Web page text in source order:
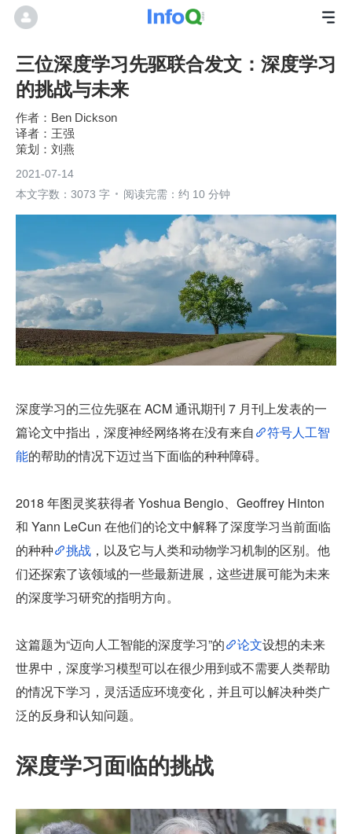
三位深度学习先驱联合发文：深度学习
的挑战与未来
Ben Dickson
王强
刘燕
2021-07-14
本文字数：3073 字
阅读完需：约 10 分钟
深度学习的三位先驱在 ACM 通讯期刊 7 月刊上发表的一
篇论文中指出，深度神经网络将在没有来自
符号人工智
能的帮助的情况下迈过当下面临的种种障碍。
2018 年图灵奖获得者 Yoshua Bengio、Geoffrey Hinton
和 Yann LeCun 在他们的论文中解释了深度学习当前面临
的种种
挑战 ，以及它与人类和动物学习机制的区别。他
们还探索了该领域的一些最新进展，这些进展可能为未来
的深度学习研究的指明方向。
这篇题为“迈向人工智能的深度学习”的 论文设想的未来
世界中，深度学习模型可以在很少用到或不需要人类帮助
的情况下学习，灵活适应环境变化，并且可以解决种类广
泛的反身和认知问题。
深度学习面临的挑战